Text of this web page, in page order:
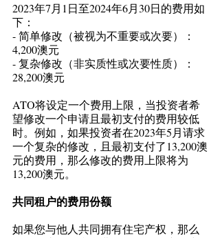
2023年7月1日至2024年6月30日的费用如
下：
- 简单修改（被视为不重要或次要）：
4,200澳元
- 复杂修改（非实质性或次要性质）：
28,200澳元
ATO将设定一个费用上限，当投资者希
望修改一个申请且最初支付的费用较低
时。例如，如果投资者在2023年5月请求
一个复杂的修改，且最初支付了13,200澳
元的费用，那么修改的费用上限将为
13,200澳元。
共同租户的费用份额
如果您与他人共同拥有住宅产权，那么